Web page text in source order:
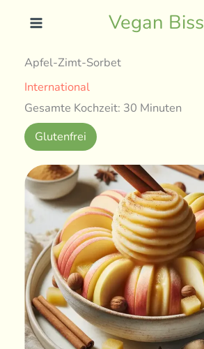
Vegan Biss
Apfel-Zimt-Sorbet
International
Gesamte Kochzeit: 30 Minuten
Glutenfrei